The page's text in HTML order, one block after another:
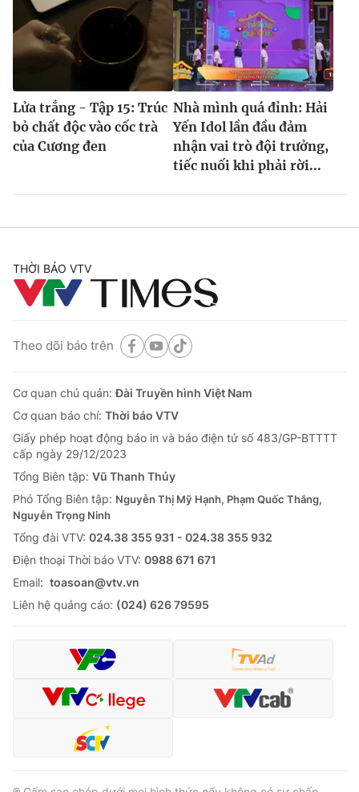
Lửa trắng - Tập 15: Trúc
bỏ chất độc vào cốc trà
của Cương đen
Nhà mình quá đỉnh: Hải
Yến Idol lần đầu đảm
nhận vai trò đội trưởng,
tiếc nuối khi phải rời...
THỜI BÁO VTV
Theo dõi báo trên
Cơ quan chủ quản:Đài Truyền hình Việt Nam
Cơ quan báo chí: Thời báo VTV
Giấy phép hoạt động báo in và báo điện tử số 483/GP-BTTTT
cấp ngày 29/12/2023
Tổng Biên tập: Vũ Thanh Thủy
Phó Tổng Biên tập: Nguyễn Thị Mỹ Hạnh, Phạm Quốc Thắng,
Nguyễn Trọng Ninh
Tổng đài VTV: 024.38 355 931 - 024.38 355 932
Ðiện thoại Thời báo VTV: 0988 671 671
Email: toasoan@vtv.vn
Liên hệ quảng cáo: (024) 626 79595